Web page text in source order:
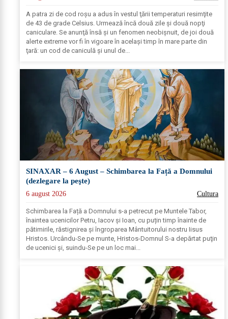
A patra zi de cod roşu a adus în vestul ţării temperaturi resimţite
de 43 de grade Celsius. Urmează încă două zile şi două nopţi
caniculare. Se anunţă însă şi un fenomen neobişnuit, de joi două
alerte extreme vor fi în vigoare în acelaşi timp în mare parte din
ţară: un cod de caniculă şi unul de...
SINAXAR – 6 August – Schimbarea la Față a Domnului
(dezlegare la peşte)
6 august 2026 Cultura
Schimbarea la Față a Domnului s-a petrecut pe Muntele Tabor,
înaintea ucenicilor Petru, Iacov și Ioan, cu puțin timp înainte de
pătimirile, răstignirea și îngroparea Mântuitorului nostru Iisus
Hristos. Urcându-Se pe munte, Hristos-Domnul S-a depărtat puţin
de ucenici şi, suindu-Se pe un loc mai...